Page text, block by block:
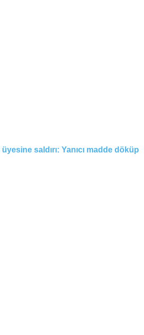
saldırı: Yanıcı madde döküp